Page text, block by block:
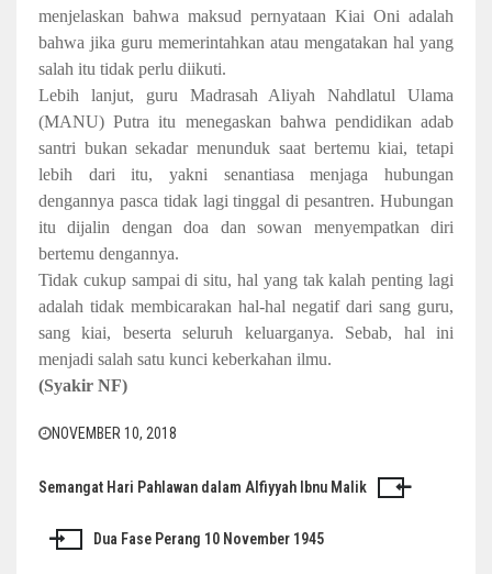
menjelaskan bahwa maksud pernyataan Kiai Oni adalah
bahwa jika guru memerintahkan atau mengatakan hal yang
salah itu tidak perlu diikuti.
Lebih lanjut, guru Madrasah Aliyah Nahdlatul Ulama
(MANU) Putra itu menegaskan bahwa pendidikan adab
santri bukan sekadar menunduk saat bertemu kiai, tetapi
lebih dari itu, yakni senantiasa menjaga hubungan
dengannya pasca tidak lagi tinggal di pesantren. Hubungan
itu dijalin dengan doa dan sowan menyempatkan diri
bertemu dengannya.
Tidak cukup sampai di situ, hal yang tak kalah penting lagi
adalah tidak membicarakan hal-hal negatif dari sang guru,
sang kiai, beserta seluruh keluarganya. Sebab, hal ini
menjadi salah satu kunci keberkahan ilmu.
(Syakir NF)
NOVEMBER 10, 2018
Post
navigation
Semangat Hari Pahlawan dalam Alfiyyah Ibnu Malik
Dua Fase Perang 10 November 1945